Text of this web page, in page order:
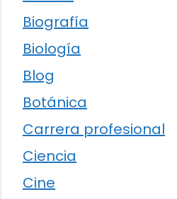
Biografía
Biología
Blog
Botánica
Carrera profesional
Ciencia
Cine